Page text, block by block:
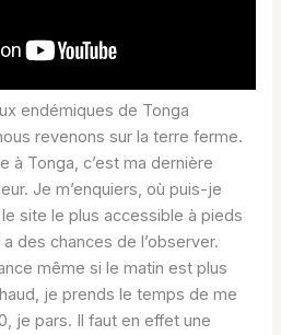
endémiques de Tonga
revenons sur la terre ferme.
à Tonga, c’est ma dernière
Je m’enquiers, où puis-je
site le plus accessible à pieds
des chances de l’observer.
même si le matin est plus
je prends le temps de me
je pars. Il faut en effet une